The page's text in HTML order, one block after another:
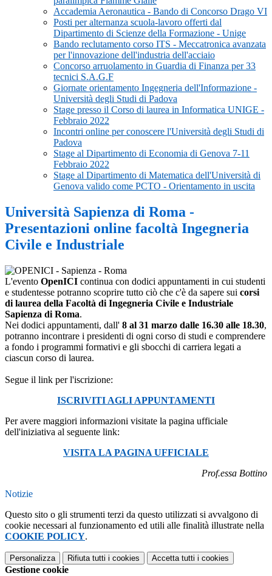
Accademia Aeronautica - Bando di Concorso Drago VI
Posti per alternanza scuola-lavoro offerti dal
Dipartimento di Scienze della Formazione - Unige
Bando reclutamento corso ITS - Meccatronica avanzata
per l'innovazione dell'industria dell'acciaio
Concorso arruolamento in Guardia di Finanza per 33
tecnici S.A.G.F
Giornate orientamento Ingegneria dell'Informazione -
Università degli Studi di Padova
Stage presso il Corso di laurea in Informatica UNIGE -
Febbraio 2022
Incontri online per conoscere l'Università degli Studi di
Padova
Stage al Dipartimento di Economia di Genova 7-11
Febbraio 2022
Stage al Dipartimento di Matematica dell'Università di
Genova valido come PCTO - Orientamento in uscita
Università Sapienza di Roma -
Presentazioni online facoltà Ingegneria
Civile e Industriale
L'evento OpenICI continua con dodici appuntamenti in cui studenti
e studentesse potranno scoprire tutto ciò che c'è da sapere sui corsi
di laurea della Facoltà di Ingegneria Civile e Industriale
Sapienza di Roma.
Nei dodici appuntamenti, dall' 8 al 31 marzo dalle 16.30 alle 18.30,
potranno incontrare i presidenti di ogni corso di studi e comprendere
a fondo i programmi formativi e gli sbocchi di carriera legati a
ciascun corso di laurea.
Segue il link per l'iscrizione:
ISCRIVITI AGLI APPUNTAMENTI
Per avere maggiori informazioni visitate la pagina ufficiale
dell'iniziativa al seguente link:
VISITA LA PAGINA UFFICIALE
Prof.essa Bottino
Notizie
Questo sito o gli strumenti terzi da questo utilizzati si avvalgono di
cookie necessari al funzionamento ed utili alle finalità illustrate nella
COOKIE POLICY.
Personalizza Rifiuta tutti i cookies Accetta tutti i cookies
Gestione cookie